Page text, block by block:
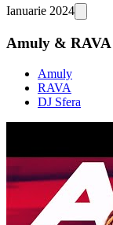
Ianuarie 2024
Amuly & RAVA
Amuly
RAVA
DJ Sfera